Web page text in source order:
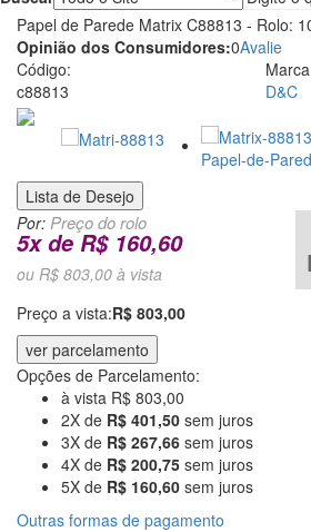
em
venda
de
Papel
de
Parede
pela
Internet
Papel de Parede Matrix C88813 - Rolo:
Opinião dos Consumidores:0Avalie
Código:
c88813
D&C
Lista de Desejo
Por:
5xdeR$ 160,60
ou R$ 803,00 à vista
Preço a vista:R$ 803,00
ver parcelamento
Opções de Parcelamento:
à vista R$ 803,00
2X de R$ 401,50 sem juros
3X de R$ 267,66 sem juros
4X de R$ 200,75 sem juros
5X de R$ 160,60 sem juros
Outras formas de pagamento